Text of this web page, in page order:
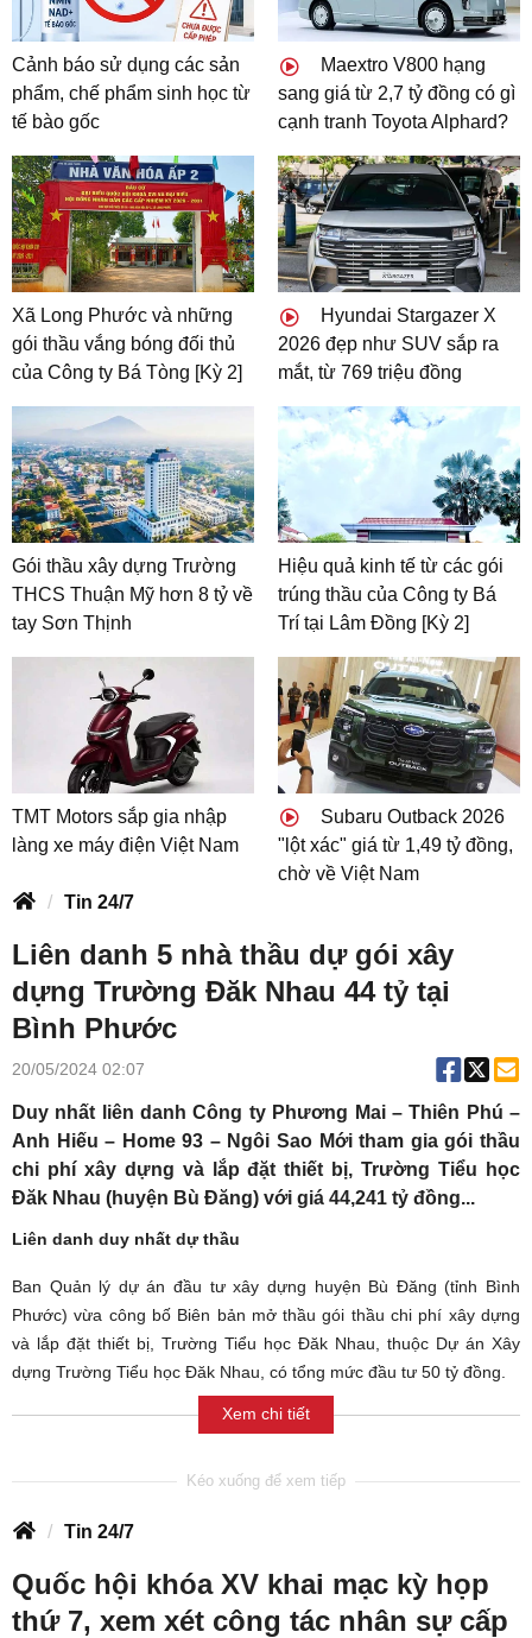
Cảnh báo sử dụng các sản
phẩm, chế phẩm sinh học từ
tế bào gốc
Maextro V800 hạng
sang giá từ 2,7 tỷ đồng có gì
cạnh tranh Toyota Alphard?
Xã Long Phước và những
gói thầu vắng bóng đối thủ
của Công ty Bá Tòng [Kỳ 2]
Hyundai Stargazer X
2026 đẹp như SUV sắp ra
mắt, từ 769 triệu đồng
Gói thầu xây dựng Trường
THCS Thuận Mỹ hơn 8 tỷ về
tay Sơn Thịnh
Hiệu quả kinh tế từ các gói
trúng thầu của Công ty Bá
Trí tại Lâm Đồng [Kỳ 2]
TMT Motors sắp gia nhập
làng xe máy điện Việt Nam
Subaru Outback 2026
"lột xác" giá từ 1,49 tỷ đồng,
chờ về Việt Nam
Tin 24/7
Liên danh 5 nhà thầu dự gói xây
dựng Trường Đăk Nhau 44 tỷ tại
Bình Phước
20/05/2024 02:07
Duy nhất liên danh Công ty Phương Mai – Thiên Phú –
Anh Hiếu – Home 93 – Ngôi Sao Mới tham gia gói thầu
chi phí xây dựng và lắp đặt thiết bị, Trường Tiểu học
Đăk Nhau (huyện Bù Đăng) với giá 44,241 tỷ đồng...
Liên danh duy nhất dự thầu
Ban Quản lý dự án đầu tư xây dựng huyện Bù Đăng (tỉnh Bình
Phước) vừa công bố Biên bản mở thầu gói thầu chi phí xây dựng
và lắp đặt thiết bị, Trường Tiểu học Đăk Nhau, thuộc Dự án Xây
dựng Trường Tiểu học Đăk Nhau, có tổng mức đầu tư 50 tỷ đồng.
Xem chi tiết
Tin 24/7
Quốc hội khóa XV khai mạc kỳ họp
thứ 7, xem xét công tác nhân sự cấp